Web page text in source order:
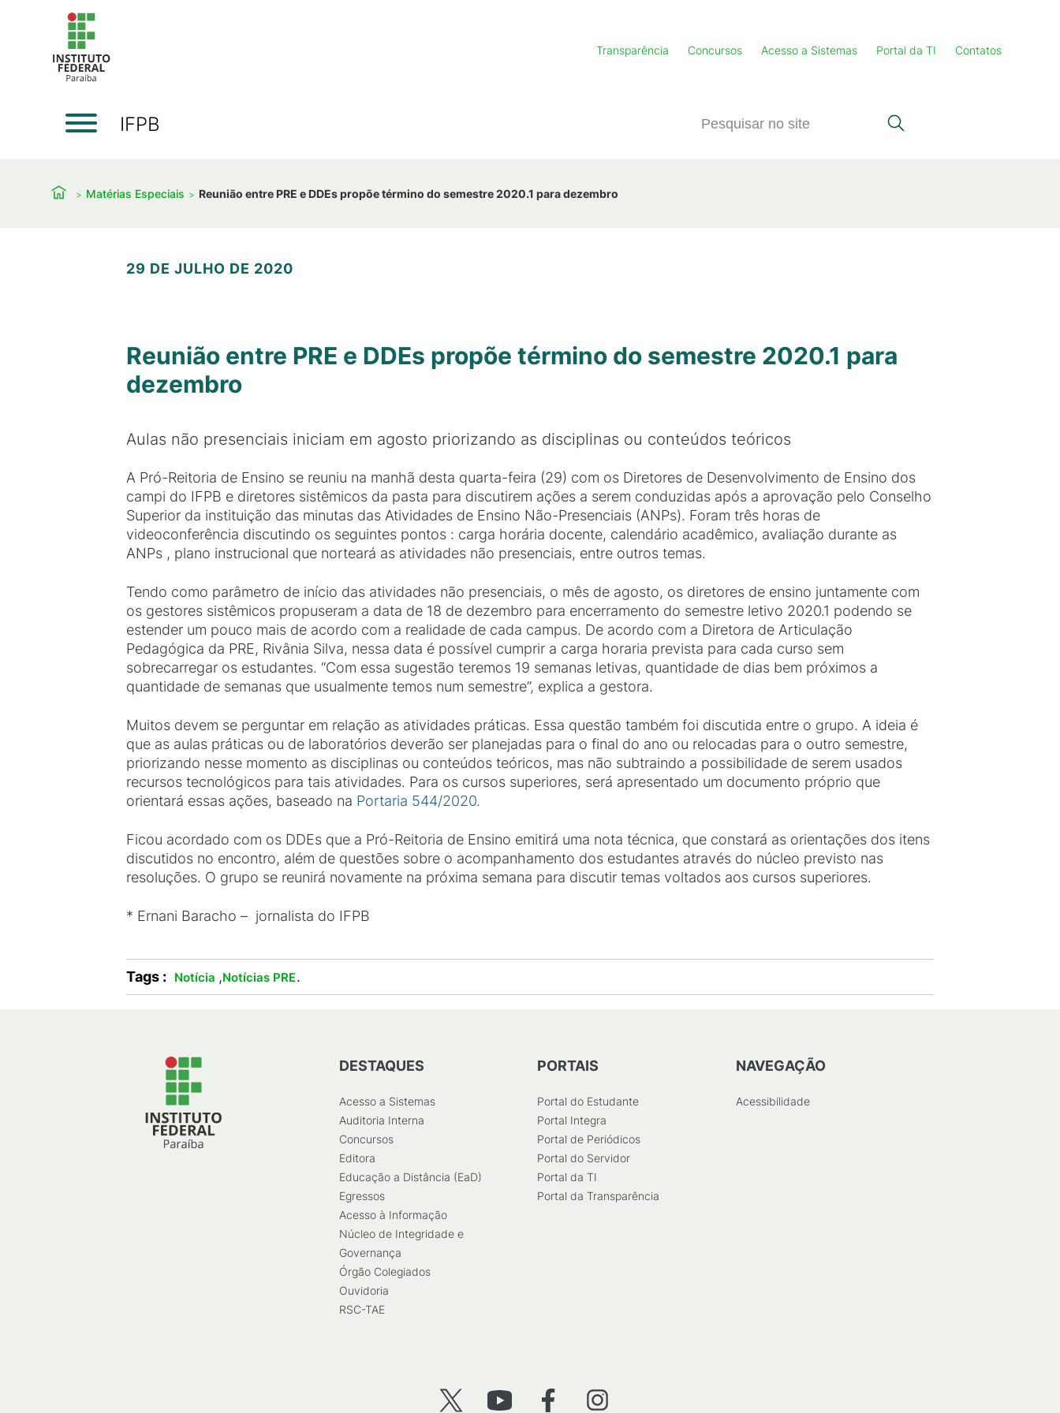
Transparência Concursos Acesso a Sistemas Portal da TI Contatos
IFPB
Matérias Especiais Reunião entre PRE e DDEs propõe término do semestre 2020.1 para dezembro
29 DE JULHO DE 2020
Reunião entre PRE e DDEs propõe término do semestre 2020.1 para
dezembro
Aulas não presenciais iniciam em agosto priorizando as disciplinas ou conteúdos teóricos
A Pró-Reitoria de Ensino se reuniu na manhã desta quarta-feira (29) com os Diretores de Desenvolvimento de Ensino dos
campi do IFPB e diretores sistêmicos da pasta para discutirem ações a serem conduzidas após a aprovação pelo Conselho
Superior da instituição das minutas das Atividades de Ensino Não-Presenciais (ANPs). Foram três horas de
videoconferência discutindo os seguintes pontos : carga horária docente, calendário acadêmico, avaliação durante as
ANPs , plano instrucional que norteará as atividades não presenciais, entre outros temas.
Tendo como parâmetro de início das atividades não presenciais, o mês de agosto, os diretores de ensino juntamente com
os gestores sistêmicos propuseram a data de 18 de dezembro para encerramento do semestre letivo 2020.1 podendo se
estender um pouco mais de acordo com a realidade de cada campus. De acordo com a Diretora de Articulação
Pedagógica da PRE, Rivânia Silva, nessa data é possível cumprir a carga horaria prevista para cada curso sem
sobrecarregar os estudantes. “Com essa sugestão teremos 19 semanas letivas, quantidade de dias bem próximos a
quantidade de semanas que usualmente temos num semestre”, explica a gestora.
Muitos devem se perguntar em relação as atividades práticas. Essa questão também foi discutida entre o grupo. A ideia é
que as aulas práticas ou de laboratórios deverão ser planejadas para o final do ano ou relocadas para o outro semestre,
priorizando nesse momento as disciplinas ou conteúdos teóricos, mas não subtraindo a possibilidade de serem usados
recursos tecnológicos para tais atividades. Para os cursos superiores, será apresentado um documento próprio que
orientará essas ações, baseado na Portaria 544/2020.
Ficou acordado com os DDEs que a Pró-Reitoria de Ensino emitirá uma nota técnica, que constará as orientações dos itens
discutidos no encontro, além de questões sobre o acompanhamento dos estudantes através do núcleo previsto nas
resoluções. O grupo se reunirá novamente na próxima semana para discutir temas voltados aos cursos superiores.
* Ernani Baracho – jornalista do IFPB
Tags : Notícia ,Notícias PRE.
DESTAQUES
Acesso a Sistemas
Auditoria Interna
Concursos
Editora
Educação a Distância (EaD)
Egressos
Acesso à Informação
Núcleo de Integridade e
Governança
Órgão Colegiados
Ouvidoria
RSC-TAE
PORTAIS
Portal do Estudante
Portal Integra
Portal de Periódicos
Portal do Servidor
Portal da TI
Portal da Transparência
NAVEGAÇÃO
Acessibilidade